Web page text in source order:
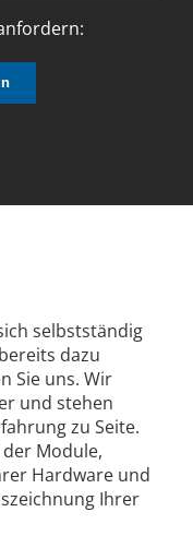
selbstständig
dazu
Sie uns. Wir
und stehen
zu Seite.
Module,
Hardware und
Ihrer